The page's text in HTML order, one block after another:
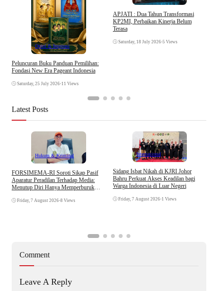
Opini & Inspirasi
Peluncuran Buku Panduan Pemilihan:
Fondasi New Era Pageant Indonesia
Saturday, 25 July 2026•11 Views
APJATI : Dua Tahun Transformasi
KP2MI, Perbaikan Kinerja Belum
Terasa
Saturday, 18 July 2026•5 Views
Latest Posts
Hukum & Kriminal
​FORSIMEMA-RI Soroti Sikap Pasif
Aparatur Peradilan Terhadap Media:
Menutup Diri Hanya Memperburuk
Friday, 7 August 2026•8 Views
Internasional
Sidang Isbat Nikah di KJRI Johor
Bahru Perkuat Akses Keadilan bagi
Warga Indonesia di Luar Negeri
Friday, 7 August 2026•1 Views
Comment
Leave A Reply